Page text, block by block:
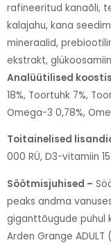
rafineeritud kanaõli,
kalajahu, kana
mineraalid,
ekstrakt,
Analüütilised
18%, Toortuhk 7%,
Omega-3 0,78%,
Toitainelised
000 RÜ, D3-vitamiin
Söötmisjuhised –
peaks andma
giganttõugude puhul
Arden Grange